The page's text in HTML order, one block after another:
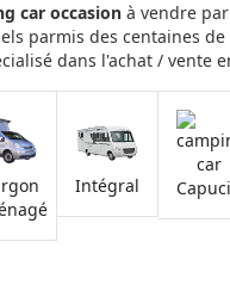
car occasion à vendre
parmis des centaines de
dans l'achat / vente
Intégral